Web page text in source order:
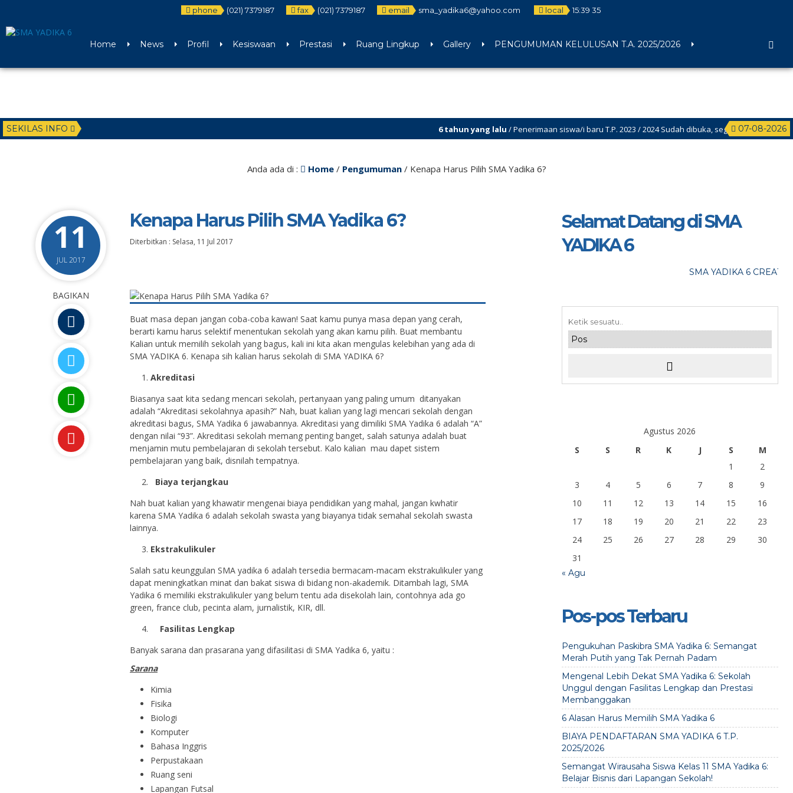
phone (021) 7379187 fax (021) 7379187 email sma_yadika6@yahoo.com local 15:39 36
Home News Profil Kesiswaan Prestasi Ruang Lingkup Gallery PENGUMUMAN KELULUSAN T.A. 2025/2026
SEKILAS INFO 07-08-2026
6 tahun yang lalu/ Penerimaan siswa/i baru T.P. 2023 / 2024 Sudah dibuka, segera daftarkan putra
Anda ada di : Home/ Pengumuman/ Kenapa Harus Pilih SMA Yadika 6?
11
JUL 2017
Kenapa Harus Pilih SMA Yadika 6?
Diterbitkan : Selasa, 11 Jul 2017
BAGIKAN
Buat masa depan jangan coba-coba kawan! Saat kamu punya masa depan yang cerah,
berarti kamu harus selektif menentukan sekolah yang akan kamu pilih. Buat membantu
Kalian untuk memilih sekolah yang bagus, kali ini kita akan mengulas kelebihan yang ada di
SMA YADIKA 6. Kenapa sih kalian harus sekolah di SMA YADIKA 6?
Akreditasi
Biasanya saat kita sedang mencari sekolah, pertanyaan yang paling umum ditanyakan
adalah “Akreditasi sekolahnya apasih?” Nah, buat kalian yang lagi mencari sekolah dengan
akreditasi bagus, SMA Yadika 6 jawabannya. Akreditasi yang dimiliki SMA Yadika 6 adalah “A”
dengan nilai “93”. Akreditasi sekolah memang penting banget, salah satunya adalah buat
menjamin mutu pembelajaran di sekolah tersebut. Kalo kalian mau dapet sistem
pembelajaran yang baik, disnilah tempatnya.
Biaya terjangkau
Nah buat kalian yang khawatir mengenai biaya pendidikan yang mahal, jangan kwhatir
karena SMA Yadika 6 adalah sekolah swasta yang biayanya tidak semahal sekolah swasta
lainnya.
Ekstrakulikuler
Salah satu keunggulan SMA yadika 6 adalah tersedia bermacam-macam ekstrakulikuler yang
dapat meningkatkan minat dan bakat siswa di bidang non-akademik. Ditambah lagi, SMA
Yadika 6 memiliki ekstrakulikuler yang belum tentu ada disekolah lain, contohnya ada go
green, france club, pecinta alam, jurnalistik, KIR, dll.
Fasilitas Lengkap
Banyak sarana dan prasarana yang difasilitasi di SMA Yadika 6, yaitu :
Sarana
Kimia
Fisika
Biologi
Komputer
Bahasa Inggris
Perpustakaan
Ruang seni
Lapangan Futsal
Selamat Datang di SMA
YADIKA 6
SMA YADIKA 6
Agustus 2026
S
S R K J S
M
1
2
3
4 5 6 7 8
9
10
11 12 13 14 15
16
17
18 19 20 21 22
23
24
25 26 27 28 29
30
31
« Agu
Pos-pos Terbaru
Pengukuhan Paskibra SMA Yadika 6: Semangat
Merah Putih yang Tak Pernah Padam
Mengenal Lebih Dekat SMA Yadika 6: Sekolah
Unggul dengan Fasilitas Lengkap dan Prestasi
Membanggakan
6 Alasan Harus Memilih SMA Yadika 6
BIAYA PENDAFTARAN SMA YADIKA 6 T.P.
2025/2026
Semangat Wirausaha Siswa Kelas 11 SMA Yadika 6:
Belajar Bisnis dari Lapangan Sekolah!